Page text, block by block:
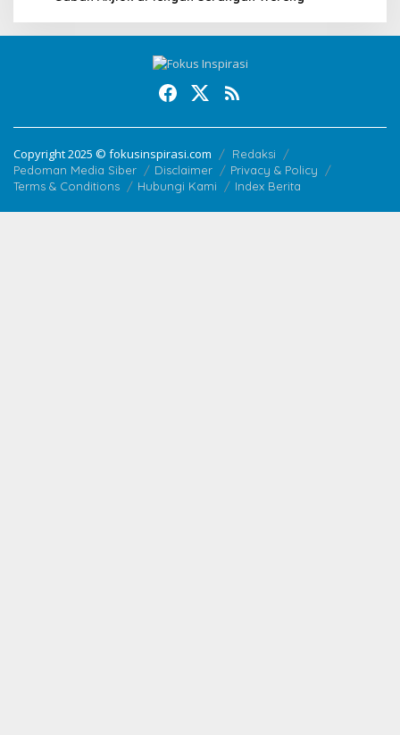
Copyright 2025 © fokusinspirasi.com
Redaksi
Pedoman Media Siber
Disclaimer
Privacy & Policy
Terms & Conditions
Hubungi Kami Index Berita